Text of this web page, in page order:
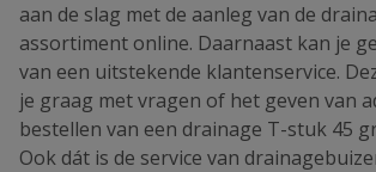
aan de slag met de aanleg van de
assortiment online. Daarnaast kan je
van een uitstekende klantenservice.
je graag met vragen of het geven van
bestellen van een drainage T-stuk 45
Ook dát is de service van